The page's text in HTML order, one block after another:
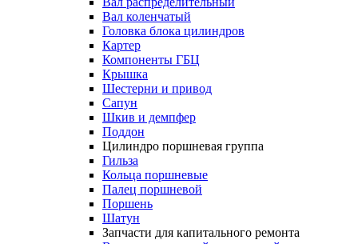
Вал коленчатый
Головка блока цилиндров
Картер
Компоненты ГБЦ
Крышка
Шестерни и привод
Сапун
Шкив и демпфер
Поддон
Цилиндро поршневая группа
Гильза
Кольца поршневые
Палец поршневой
Поршень
Шатун
Запчасти для капитального ремонта